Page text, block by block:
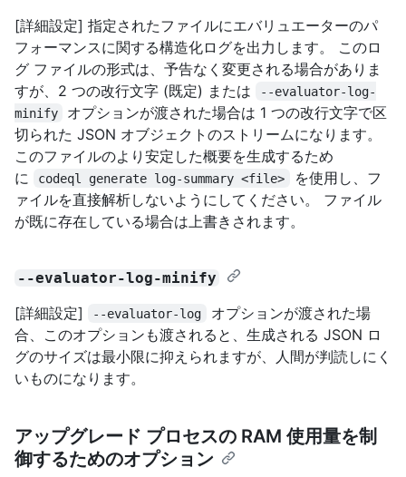
[詳細設定] 指定されたファイルにエバリュエーターのパ
フォーマンスに関する構造化ログを出力します。 このロ
グ ファイルの形式は、予告なく変更される場合がありま
すが、2 つの改行文字 (既定) または
--evaluator-log-
minify
オプションが渡された場合は 1 つの改行文字で区
切られた JSON オブジェクトのストリームになります。
このファイルのより安定した概要を生成するため
に
codeql generate log-summary <file>
を使用し、フ
ァイルを直接解析しないようにしてください。 ファイル
が既に存在している場合は上書きされます。
--evaluator-log-minify
[詳細設定] --evaluator-log
オプションが渡された場
合、このオプションも渡されると、生成される JSON ロ
グのサイズは最小限に抑えられますが、人間が判読しにく
いものになります。
アップグレード プロセスの RAM 使用量を制
御するためのオプション